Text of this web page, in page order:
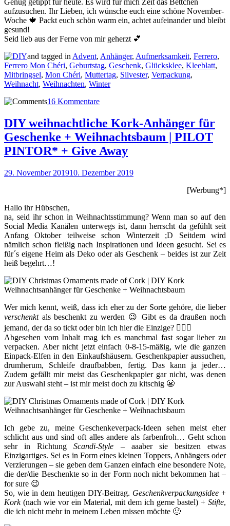
aufzusuchen. Ihr Lieben, ich wünsche euch eine schöne November-
Woche 🍁 Packt euch schön warm ein, achtet aufeinander und bleibt
gesund!
Seid lieb aus der Ferne von mir geherzt 💕
and tagged in Advent, Anhänger, Aufmerksamkeit, Ferrero,
Ferrero Mon Chéri, Geburtstag, Geschenk, Glücksklee, Kleeblatt,
Mitbringsel, Mon Chéri, Muttertag, Silvester, Verpackung,
Weihnacht, Weihnachten, Winter
16 Kommentare
DIY weihnachtliche Kork-Anhänger für
Geschenke + Weihnachtsbaum | PILOT
PINTOR* + Give Away
29. November 201910. Dezember 2019
[Werbung*]
Hallo ihr Hübschen,
na, seid ihr schon in Weihnachtsstimmung? Wenn man so auf den
Social Media Kanälen unterwegs ist, dann herrscht da gefühlt seit
Anfang Oktober teilweise schon Winterzeit ;D Seitdem wird
nämlich schon fleißig nach Inspirationen und Ideen gesucht. Sei es
für´s eigene Heim als Deko oder als Geschenk – beides ist zur Zeit
heiß begehrt…!
Wer mich kennt, weiß, dass ich eher zu der Sorte gehöre, die lieber
verschenktals beschenkt zu werden 😉 Gibt es da draußen noch
jemand, der da so tickt oder bin ich hier die Einzige? 💁🏻‍♀️
Abgesehen vom Inhalt mag ich es manchmal fast sogar lieber zu
verpacken. Aber nicht jetzt einfach 0-8-15-mäßig, wie die ganzen
Einpack-Elfen in den Einkaufshäusern. Geschenkpapier aussuchen,
drumherum, Schleife draufbabben, fertig. Das kann ja jeder…
Zudem gefällt mir meist das Geschenkpapier gar nicht, was denen
zur Auswahl steht – ist mir meist doch zu kitschig 😬
Ich gebe zu, meine Geschenkeverpack-Ideen sehen meist eher
schlicht aus und sind oft alles andere als farbenfroh… Geht schon
sehr in RichtungScandi-Style – aaaber sie besitzen etwas
Einzigartiges. Sei es in Form eines kleinen Toppers, Anhängers oder
Verzierungen – sie geben dem Ganzen einfach eine besondere Note,
die der/die Beschenkte so in der Form noch nicht bekommen hat –
for sure 😉
So, wie in dem heutigen DIY-Beitrag. Geschenkverpackungsidee+
Kork(nach wie vor ein Material, mit dem ich gerne bastel) + Stifte,
die ich nicht mehr in meinem Leben missen möchte 🙂